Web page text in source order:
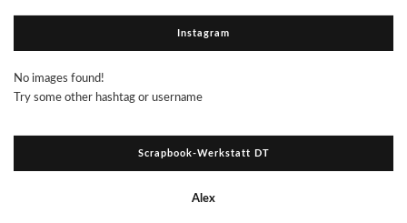
Instagram
No images found!
Try some other hashtag or username
Scrapbook-Werkstatt DT
Alex